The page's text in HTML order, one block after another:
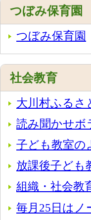
つぼみ保育園
つぼみ保育園
社会教育
大川村ふるさ
読み聞かせボ
子ども教室の
放課後子ども
組織・社会教
毎月25日はノ